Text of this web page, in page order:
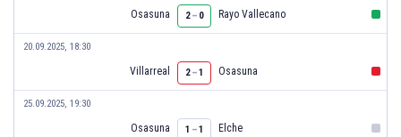
Osasuna 2– 0 Rayo Vallecano
20.09.2025, 18:30
Villarreal 2–1 Osasuna
25.09.2025, 19:30
Osasuna 1 –1 Elche